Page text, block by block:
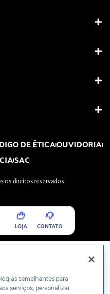
DE ÉTICAOUVIDORIA
SAC
os direitos reservados.
LOJA CONTATO
semelhantes para
serviços, personalizar